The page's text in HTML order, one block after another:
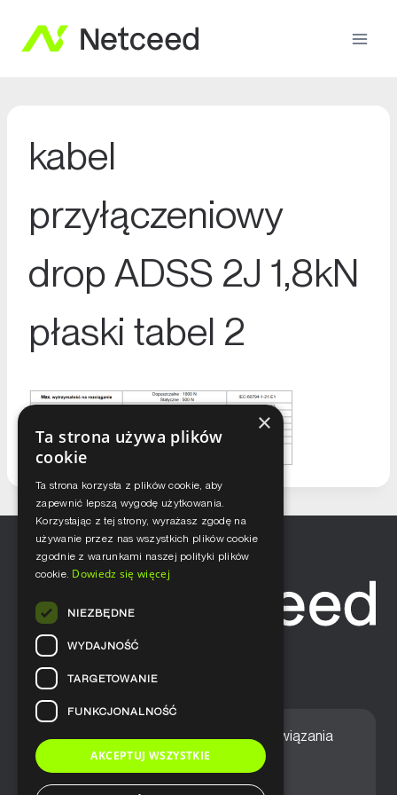
kabel
przyłączeniowy
drop ADSS 2J 1,8kN
płaski tabel 2
Home Nasze podejście Rozwiązania
Usługi Aktualności
×
Ta strona używa plików
cookie
Ta strona korzysta z plików cookie, aby
zapewnić lepszą wygodę użytkowania.
Korzystając z tej strony, wyrażasz zgodę na
używanie przez nas wszystkich plików cookie
zgodnie z warunkami naszej polityki plików
cookie. Dowiedz się więcej
NIEZBĘDNE
WYDAJNOŚĆ
TARGETOWANIE
FUNKCJONALNOŚĆ
AKCEPTUJ WSZYSTKIE